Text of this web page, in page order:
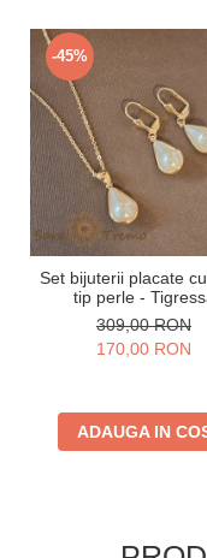
-45%
Set bijuterii placate
tip perle -
309,00 RON
170,00 RON
ADAUGA IN